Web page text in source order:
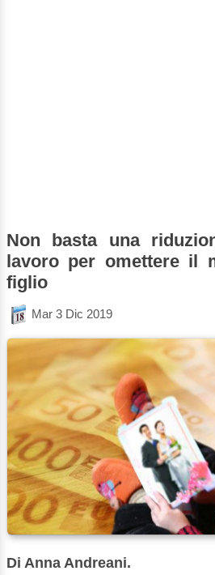
Non basta una
lavoro per omettere il
figlio
Mar 3 Dic 2019
Di Anna Andreani.